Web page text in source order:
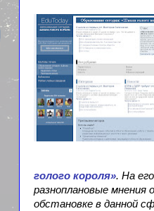
голого короля». На
разноплановые мнения
обстановке в данной